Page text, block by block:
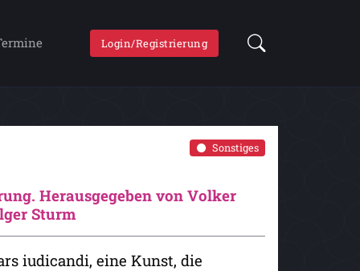
Login/Registrierung
Sonstiges
Herausgegeben von Volker
Sturm
iudicandi, eine Kunst, die